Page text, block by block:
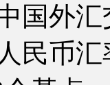
国外
民币